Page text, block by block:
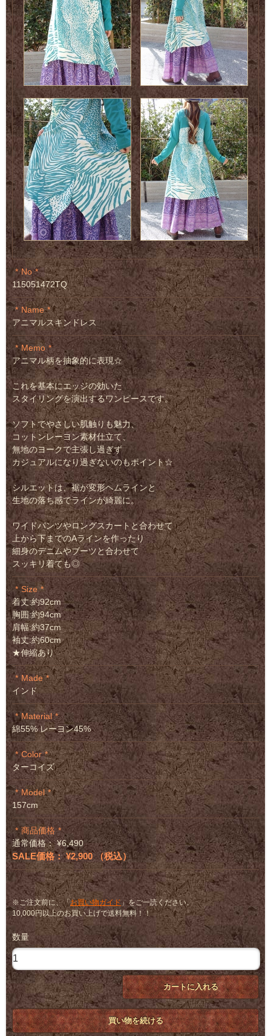
No
115051472TQ
Name
アニマルスキンドレス
Memo
アニマル柄を抽象的に表現☆
これを基本にエッジの効いた
スタイリングを演出するワンピースです。
ソフトでやさしい肌触りも魅力、
コットンレーヨン素材仕立て、
無地のヨークで主張し過ぎず
カジュアルになり過ぎないのもポイント☆
シルエットは、裾が変形ヘムラインと
生地の落ち感でラインが綺麗に。
ワイドパンツやロングスカートと合わせて
上から下までのAラインを作ったり
細身のデニムやブーツと合わせて
スッキリ着ても◎
Size
着丈:約92cm
胸囲:約94cm
肩幅:約37cm
袖丈:約60cm
★伸縮あり
Made
インド
Material
綿55% レーヨン45%
Color
ターコイズ
Model
157cm
商品価格
通常価格： ¥6,490
SALE価格： ¥2,900 （税込）
※ご注文前に、「お買い物ガイド 」をご一読ください。
10,000円以上のお買い上げで送料無料！！
数量
カートに入れる
買い物を続ける